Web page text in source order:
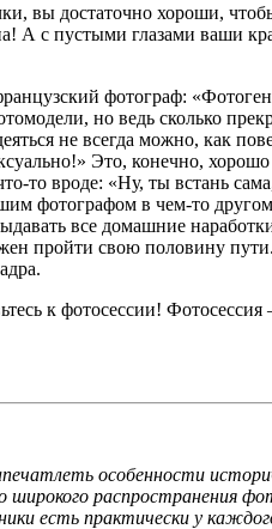
вы достаточно хороши,
А с пустыми глазами ваши
фотограф:
но ведь сколько
не всегда можно, как
Это, конечно, хорошо
вроде: «Ну, ты встань
фотографом в чем-то
все домашние
пройти свою половину
к фотосессии!
особенности
распространения
есть практически у